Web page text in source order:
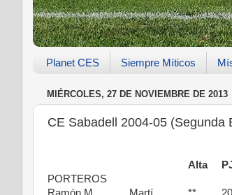
Planet CES Siempre Míticos
MIÉRCOLES, 27 DE NOVIEMBRE DE 2013
CE Sabadell 2004-05 (Segunda
Alta
PORTEROS